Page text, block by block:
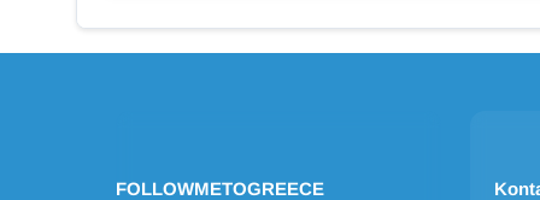
FOLLOWMETOGREECE